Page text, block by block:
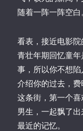
随着一阵一阵空白
看表，接近电影
青壮年期回忆童
事，所以你不想
介绍你的过去，
这条街，第一个
男生，一起飘了
最近的记忆。